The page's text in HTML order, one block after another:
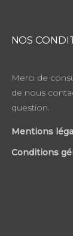
NOS
Merci de
de nous
question.
Mentions
Conditions